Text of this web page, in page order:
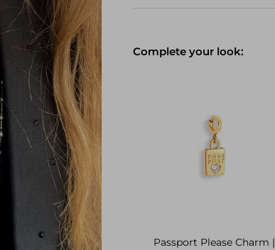
Complete your look:
Passport Please Charm |